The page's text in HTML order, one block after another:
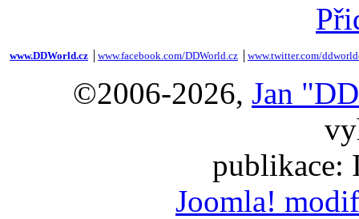
www.DDWorld.cz www.facebook.com/DDWorld.cz www.twitter.com/
©2006-2026, Jan
publikace:
Joomla!